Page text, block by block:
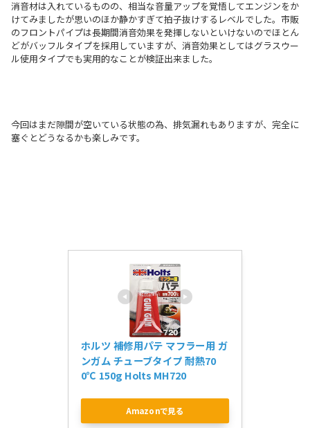
消音材は入れているものの、相当な音量アップを覚悟してエンジンをか
けてみましたが思いのほか静かすぎて拍子抜けするレベルでした。市販
のフロントパイプは長期間消音効果を発揮しないといけないのでほとん
どがバッフルタイプを採用していますが、消音効果としてはグラスウー
ル使用タイプでも実用的なことが検証出来ました。
今回はまだ隙間が空いている状態の為、排気漏れもありますが、完全に
塞ぐとどうなるかも楽しみです。
ホルツ 補修用パテ マフラー用 ガ
ンガム チューブタイプ 耐熱70
0℃ 150g Holts MH720
Amazonで見る